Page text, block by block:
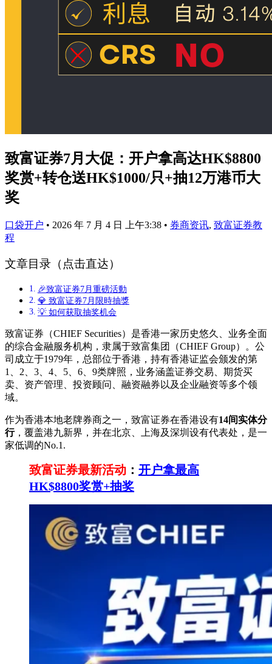
致富证券7月大促：开户拿高达HK$8800
奖赏+转仓送HK$1000/只+抽12万港币大
奖
口袋开户 • 2026 年 7 月 4 日 上午3:38 • 券商资讯, 致富证券教
程
文章目录（点击直达）
🎉致富证券7月重磅活動
💎 致富证券7月限時抽獎
💡 如何获取抽奖机会
致富证券（CHIEF Securities）是香港一家历史悠久、业务全面
的综合金融服务机构，隶属于致富集团（CHIEF Group）。公
司成立于1979年，总部位于香港，持有香港证监会颁发的第
1、2、3、4、5、6、9类牌照，业务涵盖证券交易、期货买
卖、资产管理、投资顾问、融资融券以及企业融资等多个领
域。
作为香港本地老牌券商之一，致富证券在香港设有14间实体分
行，覆盖港九新界，并在北京、上海及深圳设有代表处，是一
家低调的No.1.
致富证券最新活动 ： 开户拿最高
HK$8800奖赏+抽奖